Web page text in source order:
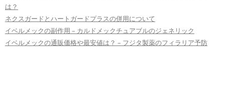
は？
ネクスガードとハートガードプラスの併用について
イベルメックの副作用 – カルドメックチュアブルのジェネリック
イベルメックの通販価格や最安値は？ – フジタ製薬のフィラリア予防